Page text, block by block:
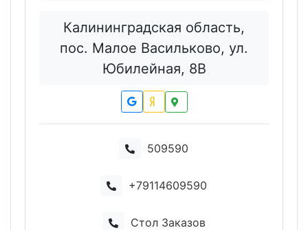
Калининградская область,
пос. Малое Васильково, ул.
Юбилейная, 8В
509590
+79114609590
Стол Заказов